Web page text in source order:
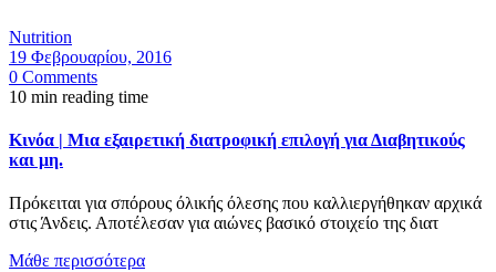
Nutrition
19 Φεβρουαρίου, 2016
0 Comments
10 min reading time
Κινόα | Μια εξαιρετική διατροφική επιλογή για Διαβητικούς
και μη.
Πρόκειται για σπόρους όλικής όλεσης που καλλιεργήθηκαν αρχικά
στις Άνδεις. Αποτέλεσαν για αιώνες βασικό στοιχείο της διατ
Μάθε περισσότερα